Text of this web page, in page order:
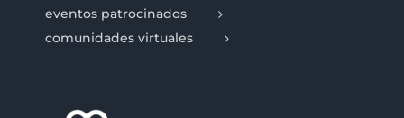
eventos patrocinados
comunidades virtuales